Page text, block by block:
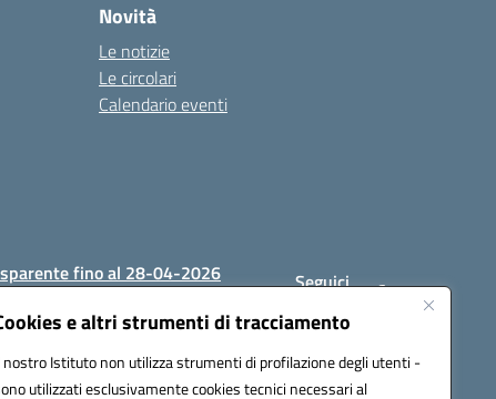
e altri strumenti di tracciamento
nostro Istituto non utilizza strumenti di profilazione degli utenti -
utilizzati esclusivamente cookies tecnici necessari al
Novità
Le notizie
Le circolari
Calendario eventi
fino al 28-04-2026
Seguici